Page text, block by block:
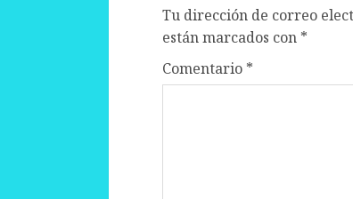
Tu dirección de correo
están marcados con *
Comentario *